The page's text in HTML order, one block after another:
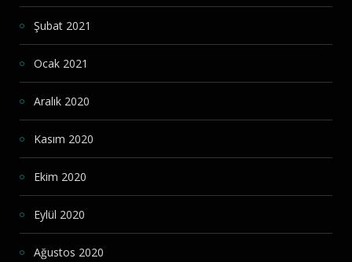
Şubat 2021
Ocak 2021
Aralık 2020
Kasım 2020
Ekim 2020
Eylül 2020
Ağustos 2020